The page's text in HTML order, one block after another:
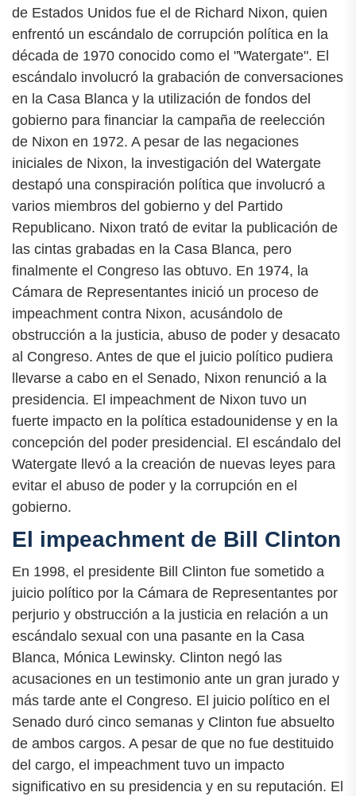
de Estados Unidos fue el de Richard Nixon, quien
enfrentó un escándalo de corrupción política en la
década de 1970 conocido como el "Watergate". El
escándalo involucró la grabación de conversaciones
en la Casa Blanca y la utilización de fondos del
gobierno para financiar la campaña de reelección
de Nixon en 1972. A pesar de las negaciones
iniciales de Nixon, la investigación del Watergate
destapó una conspiración política que involucró a
varios miembros del gobierno y del Partido
Republicano. Nixon trató de evitar la publicación de
las cintas grabadas en la Casa Blanca, pero
finalmente el Congreso las obtuvo. En 1974, la
Cámara de Representantes inició un proceso de
impeachment contra Nixon, acusándolo de
obstrucción a la justicia, abuso de poder y desacato
al Congreso. Antes de que el juicio político pudiera
llevarse a cabo en el Senado, Nixon renunció a la
presidencia. El impeachment de Nixon tuvo un
fuerte impacto en la política estadounidense y en la
concepción del poder presidencial. El escándalo del
Watergate llevó a la creación de nuevas leyes para
evitar el abuso de poder y la corrupción en el
gobierno.
El impeachment de Bill Clinton
En 1998, el presidente Bill Clinton fue sometido a
juicio político por la Cámara de Representantes por
perjurio y obstrucción a la justicia en relación a un
escándalo sexual con una pasante en la Casa
Blanca, Mónica Lewinsky. Clinton negó las
acusaciones en un testimonio ante un gran jurado y
más tarde ante el Congreso. El juicio político en el
Senado duró cinco semanas y Clinton fue absuelto
de ambos cargos. A pesar de que no fue destituido
del cargo, el impeachment tuvo un impacto
significativo en su presidencia y en su reputación. El